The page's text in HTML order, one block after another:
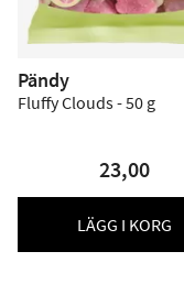
Pändy
Fluffy Clouds - 50 g
23,00
LÄGG I KORG